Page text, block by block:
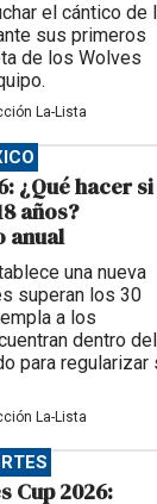
el cántico de
sus primeros
de los Wolves
La-Lista
¿Qué hacer
años?
anual
una nueva
superan los 30
a los
dentro del
para regularizar
La-Lista
Cup 2026: